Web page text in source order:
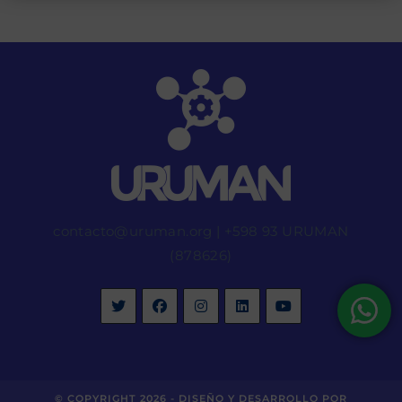
© COPYRIGHT 2026 - DISEÑO Y DESARROLLO POR